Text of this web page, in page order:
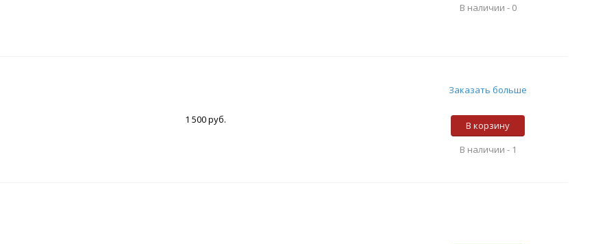
В наличии - 0
1 500 руб.
Заказать больше
В корзину
В наличии - 1